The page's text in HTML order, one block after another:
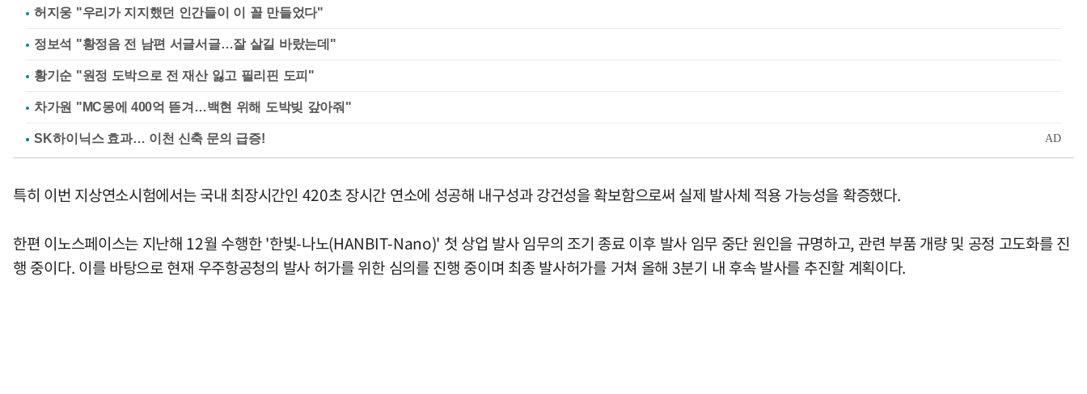
허지웅 "우리가 지지했던 인간들이 이 꼴 만들었다"
정보석 "황정음 전 남편 서글서글…잘 살길 바랐는데"
황기순 "원정 도박으로 전 재산 잃고 필리핀 도피"
차가원 "MC몽에 400억 뜯겨…백현 위해 도박빚 갚아줘"
특히 이번 지상연소시험에서는 국내 최장시간인 420초 장시간 연소에 성공해 내구성과 강건성을 확보함으로써 실제 발사체 적용 가능성을 확증했다.
한편 이노스페이스는 지난해 12월 수행한 '한빛-나노(HANBIT-Nano)' 첫 상업 발사 임무의 조기 종료 이후 발사 임무 중단 원인을 규명하고, 관련 부품 개량 및 공정 고도화를 진
행 중이다. 이를 바탕으로 현재 우주항공청의 발사 허가를 위한 심의를 진행 중이며 최종 발사허가를 거쳐 올해 3분기 내 후속 발사를 추진할 계획이다.